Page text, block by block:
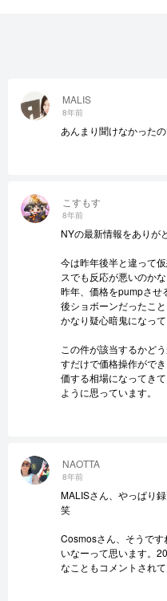
NAOTTA
8年前
MALISさん、やっぱり
笑
Cosmosさん、そうで
いなーって思います。
なこともコメントされて
こすもす
8年前
NYの最新情報をありが
今は昨年後半と違って
スでも反応が悪いのかな
昨年、価格をpumpさせ
後ショボーンだったこ
かなり疑心暗鬼になっ
この件が該当するかど
すだけで価格操作がで
価する相場になってき
ように思っています。
MALIS
8年前
あんまり聞けなかった